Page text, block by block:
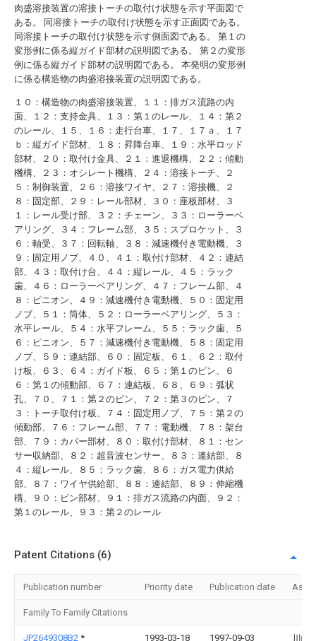
肉盛溶接装置の溶接トーチの取付け状態を示す平面図で
ある。
同溶接トーチの取付け状態を示す正面図である。
同溶接トーチの取付け状態を示す側面図である。
第１の
変形例に係る縦ガイド部材の説明図である。
第２の変形
例に係る縦ガイド部材の説明図である。
本発明の変形例
に係る構造物の肉盛溶接装置の説明図である。
１０：構造物の肉盛溶接装置、１１：排ガス流路の内
面、１２：支持金具、１３：第１のレール、１４：第２
のレール、１５、１６：走行台車、１７、１７ａ、１７
ｂ：縦ガイド部材、１８：昇降台車、１９：水平ロッド
部材、２０：取付け金具、２１：進退機構、２２：傾動
機構、２３：オシレート機構、２４：溶接トーチ、２
５：制御装置、２６：溶接ワイヤ、２７：溶接機、２
８：固定部、２９：レール部材、３０：座板部材、３
１：レール受け部、３２：チェーン、３３：ローラーベ
アリング、３４：フレーム部、３５：スプロケット、３
６：軸受、３７：回転軸、３８：減速機付き電動機、３
９：固定用ノブ、４０、４１：取付け部材、４２：連結
部、４３：取付け台、４４：縦レール、４５：ラック
歯、４６：ローラーベアリング、４７：フレーム部、４
８：ピニオン、４９：減速機付き電動機、５０：固定用
ノブ、５１：筒体、５２：ローラーベアリング、５３：
水平レール、５４：水平フレーム、５５：ラック歯、５
６：ピニオン、５７：減速機付き電動機、５８：固定用
ノブ、５９：連結部、６０：固定板、６１、６２：取付
け板、６３、６４：ガイド板、６５：第１のピン、６
６：第１の傾動部、６７：連結板、６８、６９：弧状
孔、７０、７１：第２のピン、７２：第３のピン、７
３：トーチ取付け板、７４：固定用ノブ、７５：第２の
傾動部、７６：フレーム部、７７：電動機、７８：架台
部、７９：カバー部材、８０：取付け部材、８１：セン
サー収納部、８２：超音波センサー、８３：連結部、８
４：縦レール、８５：ラック歯、８６：ガス電力供給
部、８７：ワイヤ供給部、８８：連結部、８９：伸縮機
構、９０：ピン部材、９１：排ガス流路の内面、９２：
第１のレール、９３：第２のレール
Patent Citations (6)
Publication number Priority date Publication date
Family To Family Citations
JP2649308B2 * 1993-03-18 1997-09-03
川崎